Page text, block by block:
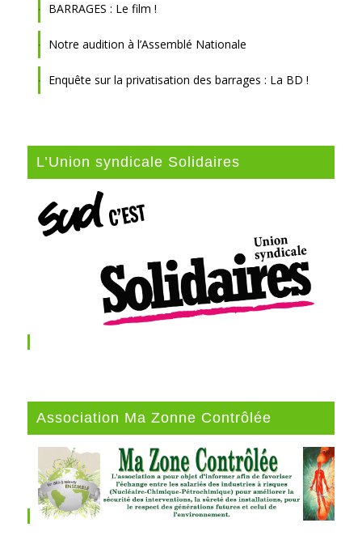
BARRAGES : Le film !
Notre audition à l’Assemblé Nationale
Enquête sur la privatisation des barrages : La BD !
L’Union syndicale Solidaires
Association Ma Zonne Contrôlée